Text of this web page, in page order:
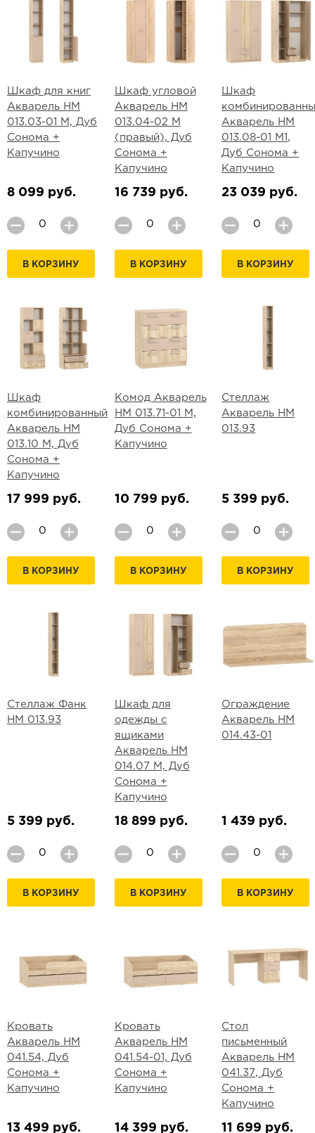
Шкаф для книг
Акварель НМ
013.03-01 М, Дуб
Сонома +
Капучино
8 099 руб.
В КОРЗИНУ
Шкаф угловой
Акварель НМ
013.04-02 М
(правый), Дуб
Сонома +
Капучино
16 739 руб.
В КОРЗИНУ
Шкаф
Акварель НМ
013.08-01 М1,
Дуб Сонома +
Капучино
23 039 руб.
В КОРЗИНУ
Шкаф
комбинированный
Акварель НМ
013.10 М, Дуб
Сонома +
Капучино
17 999 руб.
В КОРЗИНУ
Комод Акварель
НМ 013.71-01 М,
Дуб Сонома +
Капучино
10 799 руб.
В КОРЗИНУ
Стеллаж
Акварель НМ
013.93
5 399 руб.
В КОРЗИНУ
Стеллаж Фанк
НМ 013.93
5 399 руб.
В КОРЗИНУ
Шкаф для
одежды с
ящиками
Акварель НМ
014.07 М, Дуб
Сонома +
Капучино
18 899 руб.
В КОРЗИНУ
Ограждение
Акварель НМ
014.43-01
1 439 руб.
В КОРЗИНУ
Кровать
Акварель НМ
041.54, Дуб
Сонома +
Капучино
13 499 руб.
Кровать
Акварель НМ
041.54-01, Дуб
Сонома +
Капучино
14 399 руб.
Стол
письменный
Акварель НМ
041.37, Дуб
Сонома +
Капучино
11 699 руб.